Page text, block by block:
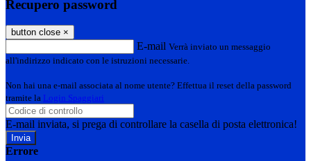
Recupero password
button close ×
E-mail Verrà inviato un messaggio
all'indirizzo indicato con le istruzioni necessarie.
Non hai una e-mail associata al nome utente? Effettua il reset della password
tramite la Login Spaggiari
E-mail inviata, si prega di controllare la casella di posta elettronica!
Errore